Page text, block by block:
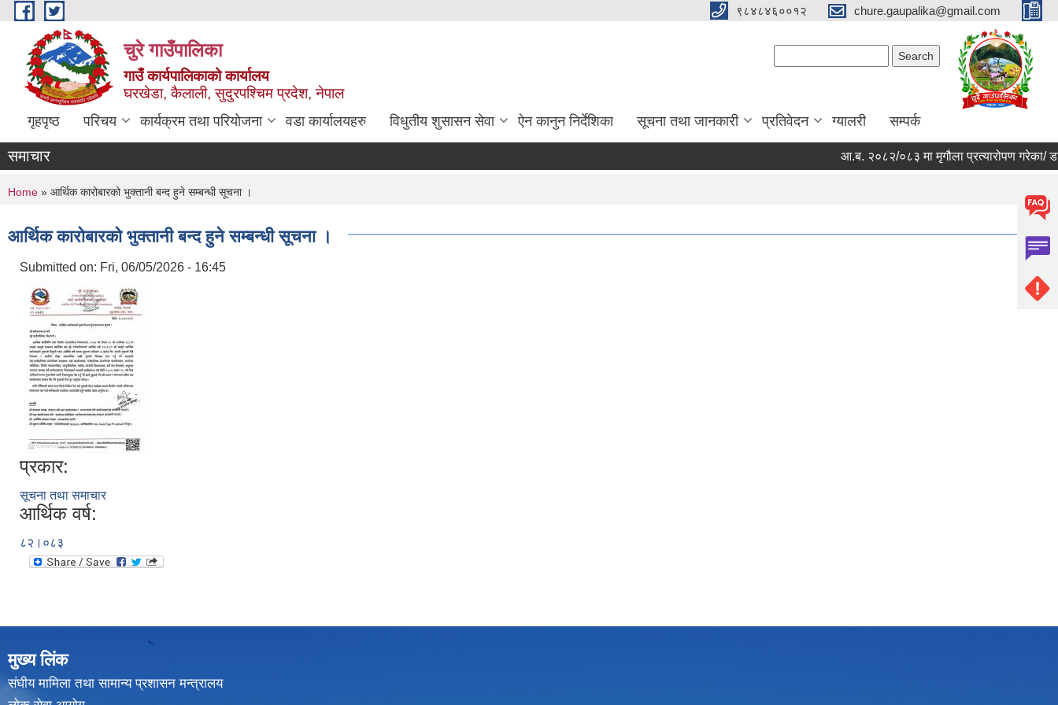
Skip to main content ९८४८४६००१२ chure.gaupalika@gmail.com
चुरे गाउँपालिका
गाउँ कार्यपालिकाको कार्यालय
घरखेडा, कैलाली, सुदुरपश्चिम प्रदेश, नेपाल
गृहपृष्ठ परिचय कार्यक्रम तथा परियोजना वडा कार्यालयहरु विधुतीय शुसासन सेवा ऐन कानुन निर्देशिका सूचना तथा जानकारी प्रतिवेदन ग्यालरी सम्पर्क
समाचार आ.ब. २०८२/०८३ मा मृगौला प्रत्यारोपण गरेका/
You are here
Home » आर्थिक कारोबारको भुक्तानी बन्द हुने सम्बन्धी सूचना ।
आर्थिक कारोबारको भुक्तानी बन्द हुने सम्बन्धी सूचना ।
Submitted on: Fri, 06/05/2026 - 16:45
प्रकार:
सूचना तथा समाचार
आर्थिक वर्ष:
८२।०८३
मुख्य लिंक
संघीय मामिला तथा सामान्य प्रशासन मन्त्रालय